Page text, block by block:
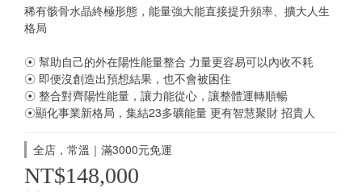
稀有骸骨水晶終極形態，能量強大能直接提升頻率、擴大人生
格局
☉ 幫助自己的外在陽性能量整合 力量更容易可以內收不耗
☉ 即便沒創造出預想結果，也不會被困住
☉ 整合對齊陽性能量，讓力能從心，讓整體運轉順暢
☉顯化事業新格局，集結23多礦能量 更有智慧聚財 招貴人
全店，常溫｜滿3000元免運
NT$148,000